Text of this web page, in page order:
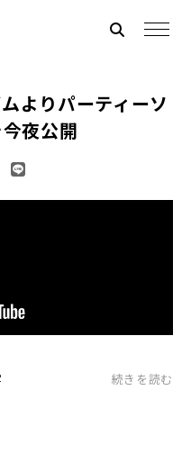
よりパーティーソ
今夜公開
続きを読む